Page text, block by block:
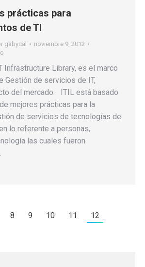
prácticas para
de TI
gabycal
noviembre 9, 2012
Infrastructure Library, es el marco
Gestión de servicios de IT,
del mercado. ITIL está basado
mejores prácticas para la
de servicios de tecnologías de
lo referente a personas,
las cuales fueron
8 9 10 11 12